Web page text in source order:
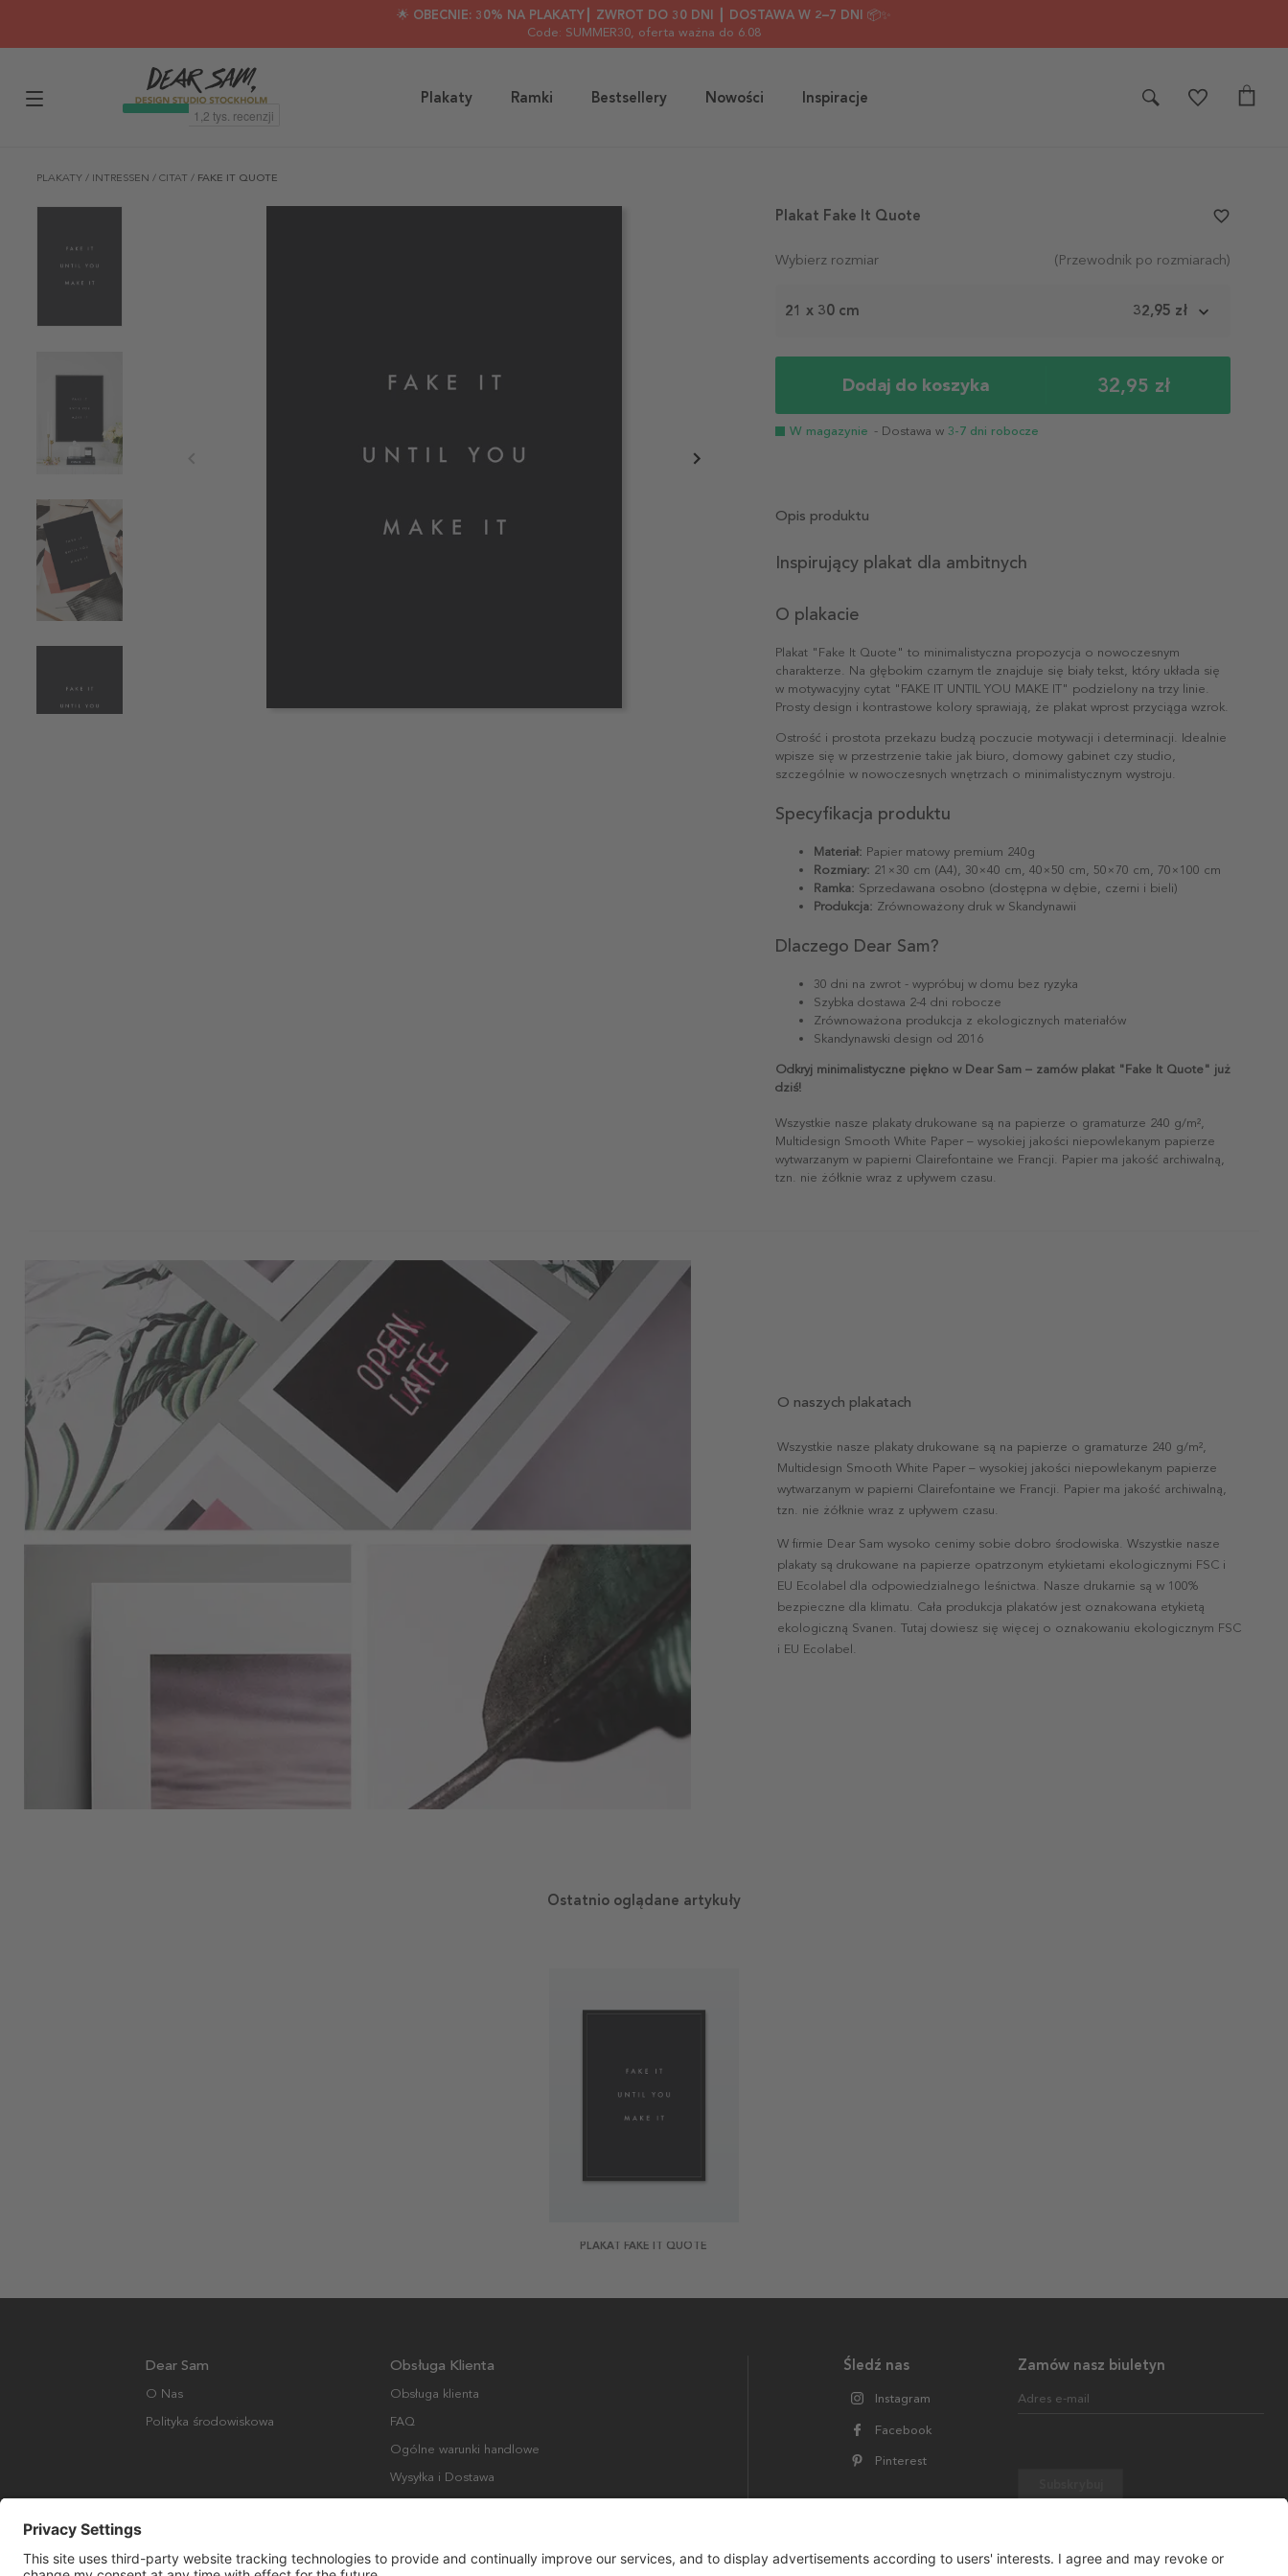
🌟 OBECNIE: 30% NA PLAKATY┃ ZWROT DO 30 DNI ┃ DOSTAWA W 2–7 DNI 📦✨
Code: SUMMER30, oferta ważna do 6.08
Plakaty Ramki Bestsellery Nowości Inspiracje
PLAKATY / INTRESSEN / CITAT / FAKE IT QUOTE
Wybierz rozmiar (Przewodnik po rozmiarach)
21 x 30 cm 32,95 zł
Dodaj do koszyka 32,95 zł
W magazynie - Dostawa w 3-7 dni robocze
Plakat Fake It Quote favorite_border
Opis produktu
Inspirujący plakat dla ambitnych
O plakacie
Plakat "Fake It Quote" to minimalistyczna propozycja o nowoczesnym
charakterze. Na głębokim czarnym tle znajduje się biały tekst, który układa się
w motywacyjny cytat "FAKE IT UNTIL YOU MAKE IT" podzielony na trzy linie.
Prosty design i kontrastowe kolory sprawiają, że plakat wprost przyciąga wzrok.
Ostrość i prostota przekazu budzą poczucie motywacji i determinacji. Idealnie
wpisze się w przestrzenie takie jak biuro, domowy gabinet czy studio,
szczególnie w nowoczesnych wnętrzach o minimalistycznym wystroju.
Specyfikacja produktu
Materiał: Papier matowy premium 240g
Rozmiary: 21×30 cm (A4), 30×40 cm, 40×50 cm, 50×70 cm, 70×100 cm
Ramka: Sprzedawana osobno (dostępna w dębie, czerni i bieli)
Produkcja: Zrównoważony druk w Skandynawii
Dlaczego Dear Sam?
30 dni na zwrot - wypróbuj w domu bez ryzyka
Szybka dostawa 2-4 dni robocze
Zrównoważona produkcja z ekologicznych materiałów
Skandynawski design od 2016
Odkryj minimalistyczne piękno w Dear Sam – zamów plakat "Fake It Quote" już
dziś!
Wszystkie nasze plakaty drukowane są na papierze o gramaturze 240 g/m²,
Multidesign Smooth White Paper – wysokiej jakości niepowlekanym papierze
wytwarzanym w papierni Clairefontaine we Francji. Papier ma jakość archiwalną,
tzn. nie żółknie wraz z upływem czasu.
O naszych plakatach
Wszystkie nasze plakaty drukowane są na papierze o gramaturze 240 g/m²,
Multidesign Smooth White Paper – wysokiej jakości niepowlekanym papierze
wytwarzanym w papierni Clairefontaine we Francji. Papier ma jakość archiwalną,
tzn. nie żółknie wraz z upływem czasu.
W firmie Dear Sam wysoko cenimy sobie dobro środowiska. Wszystkie nasze
plakaty są drukowane na papierze opatrzonym etykietami ekologicznymi FSC i
EU Ecolabel dla odpowiedzialnego leśnictwa. Nasze drukarnie są w 100%
bezpieczne dla klimatu. Cała produkcja plakatów jest oznakowana etykietą
ekologiczną Svanen. Tutaj dowiesz się więcej o oznakowaniu ekologicznym FSC
i EU Ecolabel.
Ostatnio oglądane artykuły
PLAKAT FAKE IT QUOTE
Zamów nasz biuletyn
Adres e-mail
Śledź nas
Instagram
Facebook
Pinterest
Dear Sam
O Nas
Polityka środowiskowa
Obsługa Klienta
Obsługa klienta
FAQ
Ogólne warunki handlowe
Wysyłka i Dostawa